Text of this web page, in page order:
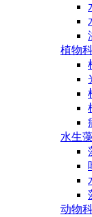
植物
水生
动物